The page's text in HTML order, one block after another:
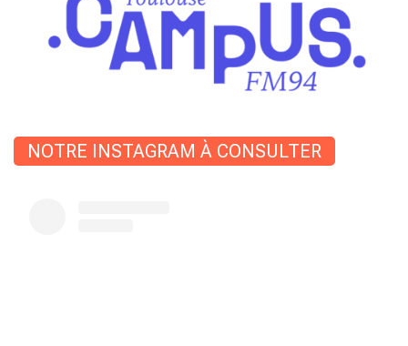
NOTRE INSTAGRAM À CONSULTER